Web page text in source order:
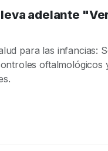
adelante
para las infancias:
oftalmológicos